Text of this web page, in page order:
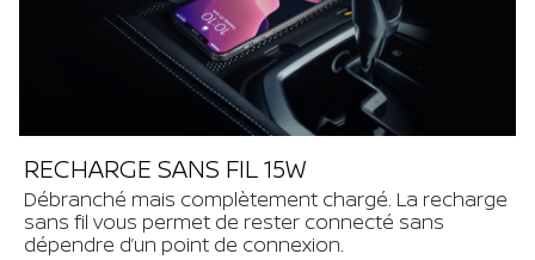
RECHARGE SANS FIL 15W
Débranché mais complètement chargé. La recharge
sans fil vous permet de rester connecté sans
dépendre d’un point de connexion.